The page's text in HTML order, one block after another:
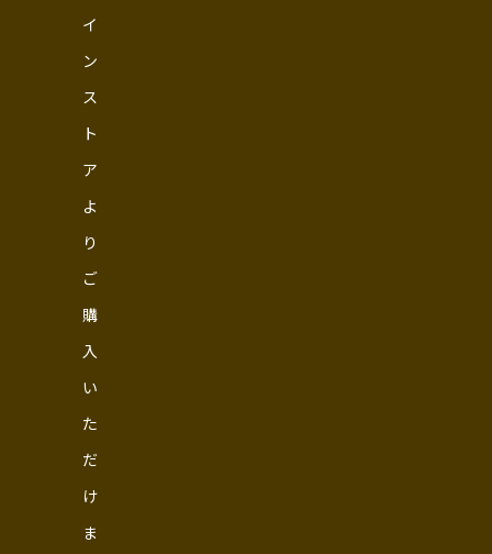
イ
ン
ス
ト
ア
よ
り
ご
購
入
い
た
だ
け
ま